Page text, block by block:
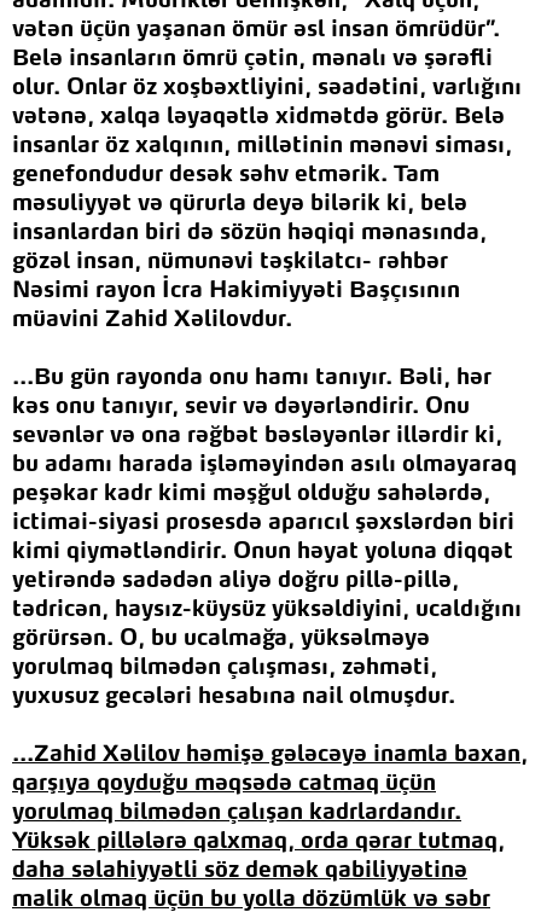
vətən üçün yaşanan ömür əsl insan ömrüdür”.
Belə insanların ömrü çətin, mənalı və şərəfli
olur. Onlar öz xoşbəxtliyini, səadətini, varlığını
vətənə, xalqa ləyaqətlə xidmətdə görür. Belə
insanlar öz xalqının, millətinin mənəvi siması,
genefondudur desək səhv etmərik. Tam
məsuliyyət və qürurla deyə bilərik ki, belə
insanlardan biri də sözün həqiqi mənasında,
gözəl insan, nümunəvi təşkilatcı- rəhbər
Nəsimi rayon İcra Hakimiyyəti Başçısının
müavini Zahid Xəlilovdur.
...Bu gün rayonda onu hamı tanıyır. Bəli, hər
kəs onu tanıyır, sevir və dəyərləndirir. Onu
sevənlər və ona rəğbət bəsləyənlər illərdir ki,
bu adamı harada işləməyindən asılı olmayaraq
peşəkar kadr kimi məşğul olduğu sahələrdə,
ictimai-siyasi prosesdə aparıcıl şəxslərdən biri
kimi qiymətləndirir. Onun həyat yoluna diqqət
yetirəndə sadədən aliyə doğru pillə-pillə,
tədricən, haysız-küysüz yüksəldiyini, ucaldığını
görürsən. O, bu ucalmağa, yüksəlməyə
yorulmaq bilmədən çalışması, zəhməti,
yuxusuz gecələri hesabına nail olmuşdur.
...Zahid Xəlilov həmişə gələcəyə inamla baxan,
qarşıya qoyduğu məqsədə catmaq üçün
yorulmaq bilmədən çalışan kadrlardandır.
Yüksək pillələrə qalxmaq, orda qərar tutmaq,
daha səlahiyyətli söz demək qabiliyyətinə
malik olmaq üçün bu yolla dözümlük və səbr